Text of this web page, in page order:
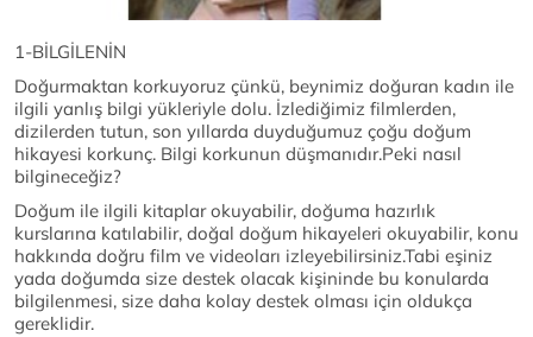
1-BİLGİLENİN
Doğurmaktan korkuyoruz çünkü, beynimiz doğuran kadın ile
ilgili yanlış bilgi yükleriyle dolu. İzlediğimiz filmlerden,
dizilerden tutun, son yıllarda duyduğumuz çoğu doğum
hikayesi korkunç. Bilgi korkunun düşmanıdır.Peki nasıl
bilgineceğiz?
Doğum ile ilgili kitaplar okuyabilir, doğuma hazırlık
kurslarına katılabilir, doğal doğum hikayeleri okuyabilir, konu
hakkında doğru film ve videoları izleyebilirsiniz.Tabi eşiniz
yada doğumda size destek olacak kişininde bu konularda
bilgilenmesi, size daha kolay destek olması için oldukça
gereklidir.